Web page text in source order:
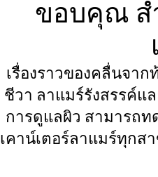
ขอบคุณ ส
เรื่องราวของคลื่นจา
ชีวา ลาแมร์รังสรรค์แ
การดูแลผิว สามารถ
เคาน์เตอร์ลาแมร์ทุกส